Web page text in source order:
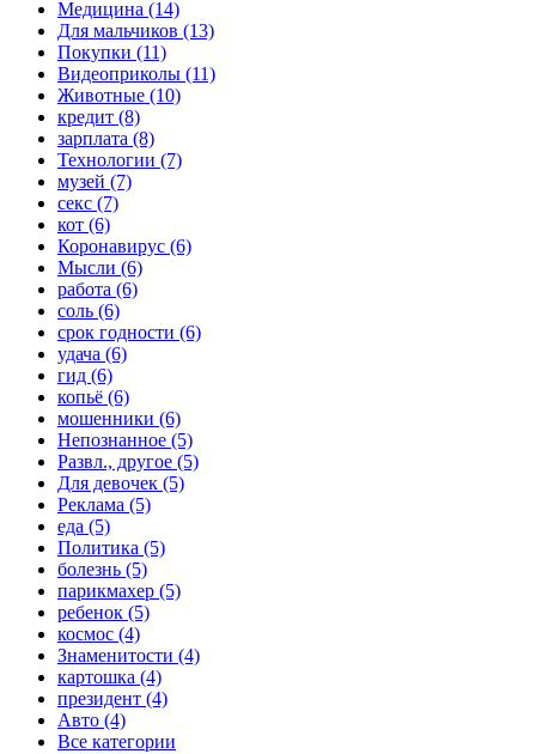
Медицина (14)
Для мальчиков (13)
Покупки (11)
Видеоприколы (11)
Животные (10)
кредит (8)
зарплата (8)
Технологии (7)
музей (7)
секс (7)
кот (6)
Коронавирус (6)
Мысли (6)
работа (6)
соль (6)
срок годности (6)
удача (6)
гид (6)
копьё (6)
мошенники (6)
Непознанное (5)
Развл., другое (5)
Для девочек (5)
Реклама (5)
еда (5)
Политика (5)
болезнь (5)
парикмахер (5)
ребенок (5)
космос (4)
Знаменитости (4)
картошка (4)
президент (4)
Авто (4)
Все категории